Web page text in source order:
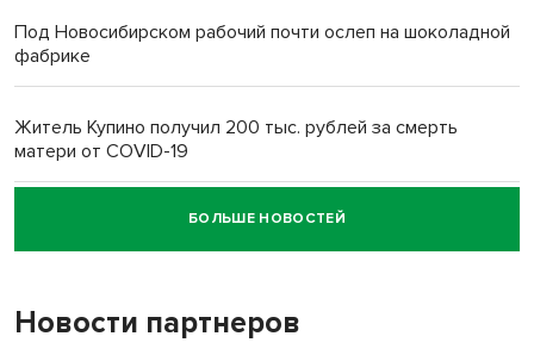
Под Новосибирском рабочий почти ослеп на шоколадной
фабрике
Житель Купино получил 200 тыс. рублей за смерть
матери от COVID-19
Новосибирский суд наказал водителя за смерть
пенсионерки на вокзале
«Мы живём на пастбище!»: в новосибирском селе лошади
терроризируют жителей
БОЛЬШЕ НОВОСТЕЙ
Новости партнеров